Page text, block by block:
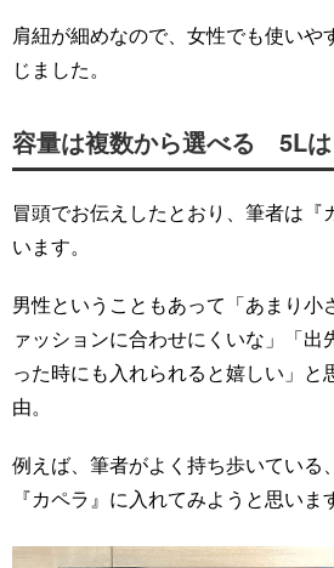
肩紐が細めなので、女性でも使いや
じました。
容量は複数から選べる 5Lは
冒頭でお伝えしたとおり、筆者は『
います。
男性ということもあって「あまり小
ァッションに合わせにくいな」「出
った時にも入れられると嬉しい」と
由。
例えば、筆者がよく持ち歩いている
『カペラ』に入れてみようと思いま